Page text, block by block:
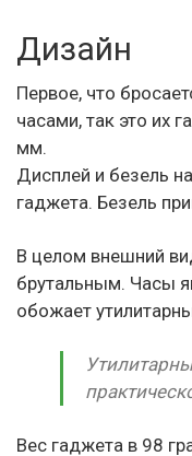
Дизайн
Первое, что
часами, так это их
мм.
Дисплей и безель
гаджета. Безель
В целом внешний
брутальным. Часы
обожает
Вес гаджета в 98